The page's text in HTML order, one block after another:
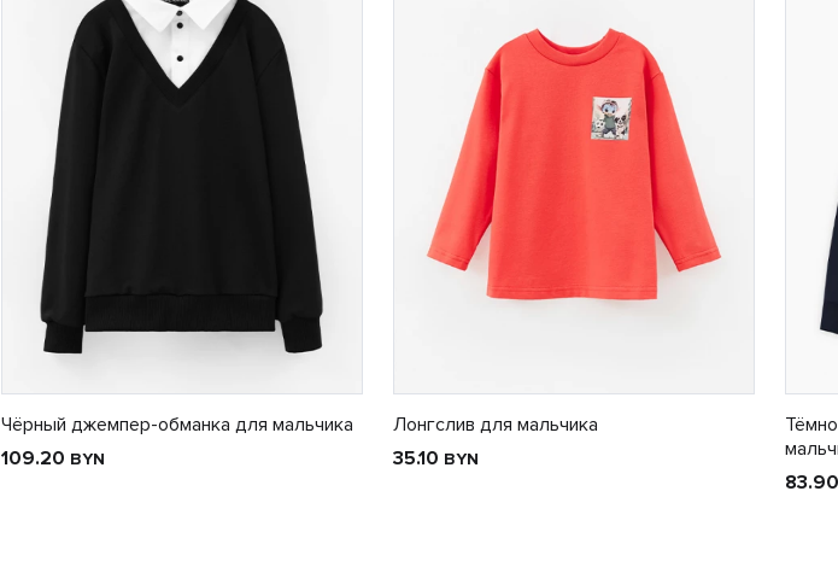
Чёрный джемпер-обманка для мальчика
109.20 BYN
Лонгслив для мальчика
35.10 BYN